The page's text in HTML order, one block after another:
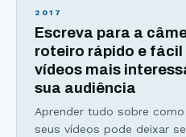
títulos impossíveis de
2017
Escreva para a
roteiro rápido e
vídeos mais
sua audiência
Aprender tudo sobre
seus vídeos pode deixar